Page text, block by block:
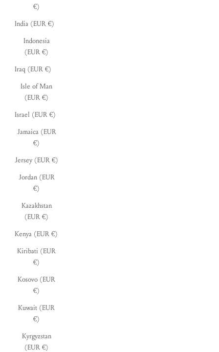
€)
India (EUR €)
Indonesia
(EUR €)
Iraq (EUR €)
Isle of Man
(EUR €)
Israel (EUR €)
Jamaica (EUR
€)
Jersey (EUR €)
Jordan (EUR
€)
Kazakhstan
(EUR €)
Kenya (EUR €)
Kiribati (EUR
€)
Kosovo (EUR
€)
Kuwait (EUR
€)
Kyrgyzstan
(EUR €)